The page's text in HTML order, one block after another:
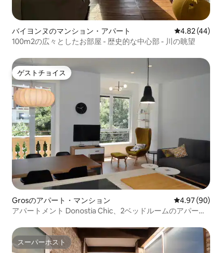
バイヨンヌのマンション・アパート レビュー44
4.82 (44)
100m2の広々としたお部屋 - 歴史的な中心部 - 川の眺望
ゲストチョイス
ゲストチョイス
Grosのアパート・マンション レビュー90
4.97 (90)
アパートメント Donostia Chic、2ベッドルームのアパート
スーパーホスト
スーパーホスト